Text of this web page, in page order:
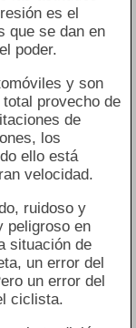
es el
que se dan en
poder.
y son
provecho de
de
los
ello está
velocidad.
ruidoso y
peligroso en
situación de
un error del
un error del
ciclista.